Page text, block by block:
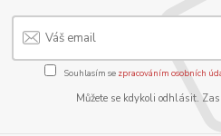
Souhlasím se zpracováním osobních
Můžete se kdykoli odhlásit.